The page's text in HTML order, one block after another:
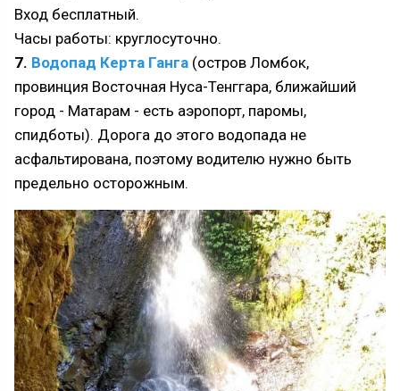
Вход бесплатный.
Часы работы: круглосуточно.
7. Водопад Керта Ганга (остров Ломбок,
провинция Восточная Нуса-Тенггара, ближайший
город - Матарам - есть аэропорт, паромы,
спидботы). Дорога до этого водопада не
асфальтирована, поэтому водителю нужно быть
предельно осторожным.